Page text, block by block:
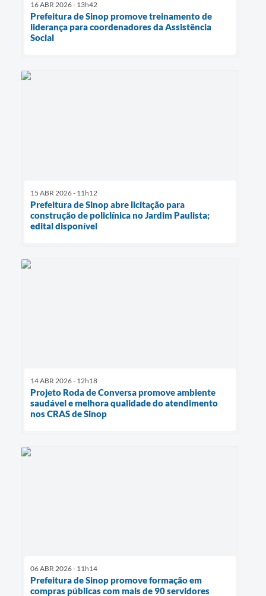
16 ABR 2026 - 13h42
Prefeitura de Sinop promove treinamento de
liderança para coordenadores da Assistência
Social
15 ABR 2026 - 11h12
Prefeitura de Sinop abre licitação para
construção de policlínica no Jardim Paulista;
edital disponível
14 ABR 2026 - 12h18
Projeto Roda de Conversa promove ambiente
saudável e melhora qualidade do atendimento
nos CRAS de Sinop
06 ABR 2026 - 11h14
Prefeitura de Sinop promove formação em
compras públicas com mais de 90 servidores